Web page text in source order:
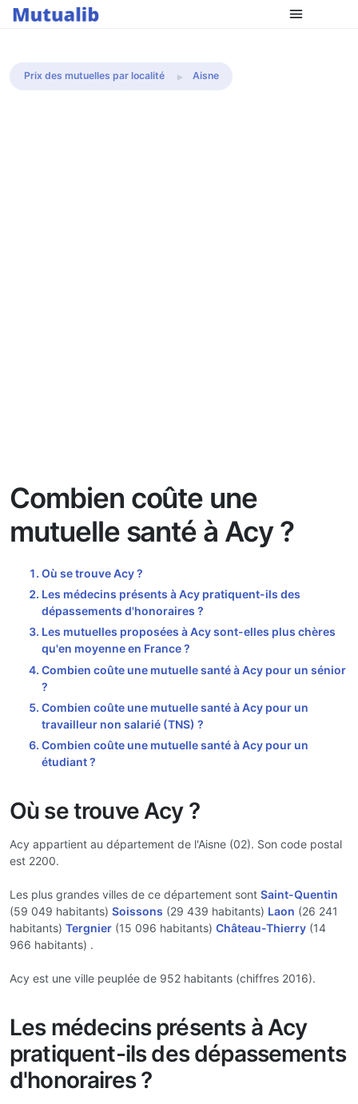
Comparer les mutuelles
Prix des mutuelles par localité Aisne
Combien coûte une
mutuelle santé à Acy ?
Où se trouve Acy ?
Les médecins présents à Acy pratiquent-ils des
dépassements d'honoraires ?
Les mutuelles proposées à Acy sont-elles plus chères
qu'en moyenne en France ?
Combien coûte une mutuelle santé à Acy pour un sénior
?
Combien coûte une mutuelle santé à Acy pour un
travailleur non salarié (TNS) ?
Combien coûte une mutuelle santé à Acy pour un
étudiant ?
Où se trouve Acy ?
Acy appartient au département de l'Aisne (02). Son code postal
est 2200.
Les plus grandes villes de ce département sont Saint-Quentin
(59 049 habitants) Soissons (29 439 habitants) Laon (26 241
habitants) Tergnier (15 096 habitants) Château-Thierry (14
966 habitants) .
Acy est une ville peuplée de 952 habitants (chiffres 2016).
Les médecins présents à Acy
pratiquent-ils des dépassements
d'honoraires ?